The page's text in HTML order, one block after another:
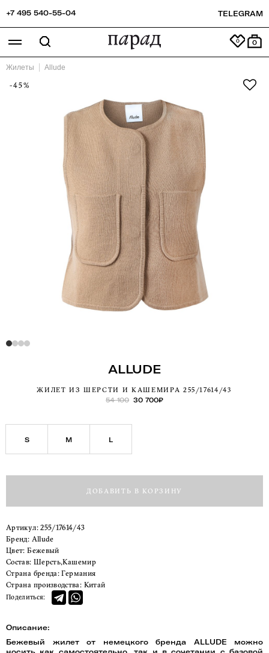
+7 495 540-55-04 TELEGRAM
0
Жилеты Allude
-45%
ALLUDE
ЖИЛЕТ ИЗ ШЕРСТИ И КАШЕМИРА 255/17614/43
54 100 30 700₽
S M L
ДОБАВИТЬ В КОРЗИНУ
Артикул:255/17614/43
Бренд:
Allude
Цвет:
Бежевый
Состав: Шерсть,Кашемир
Страна бренда: Германия
Страна производства: Китай
Поделиться:
Описание:
Бежевый жилет от немецкого бренда ALLUDE можно